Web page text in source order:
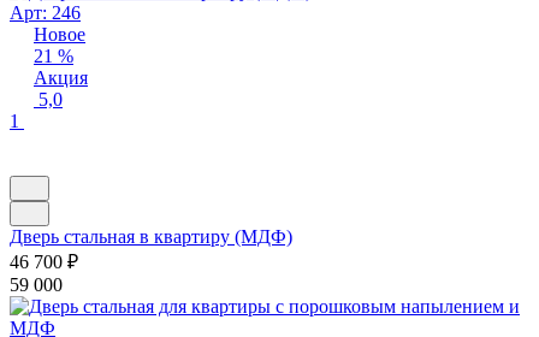
Арт: 246
Новое
21 %
Акция
5,0
1
Дверь стальная в квартиру (МДФ)
46 700 ₽
59 000